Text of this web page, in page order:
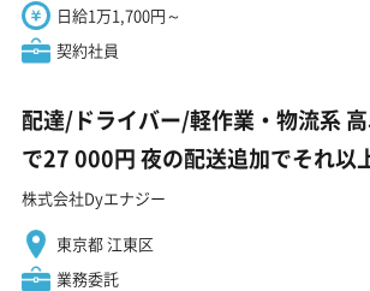
日給1万1,700円～
契約社員
配達/ドライバー/軽作業・物流系
で27 000円 夜の配送追加でそれ以
株式会社Dyエナジー
東京都 江東区
業務委託